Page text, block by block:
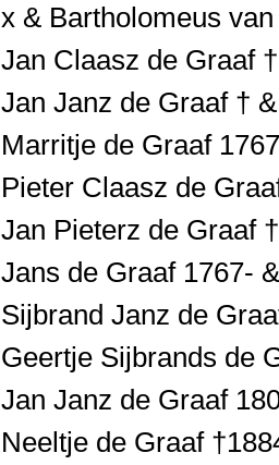
x & Bartholomeus
Jan Claasz de Graaf
Jan Janz de Graaf †
Marritje de Graaf
Pieter Claasz de
Jan Pieterz de Graaf
Jans de Graaf 1767-
Sijbrand Janz de
Geertje Sijbrands de
Jan Janz de Graaf
Neeltje de Graaf